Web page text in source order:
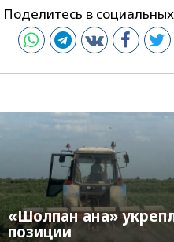
Поделитесь в
«Шолпан ана»
позиции